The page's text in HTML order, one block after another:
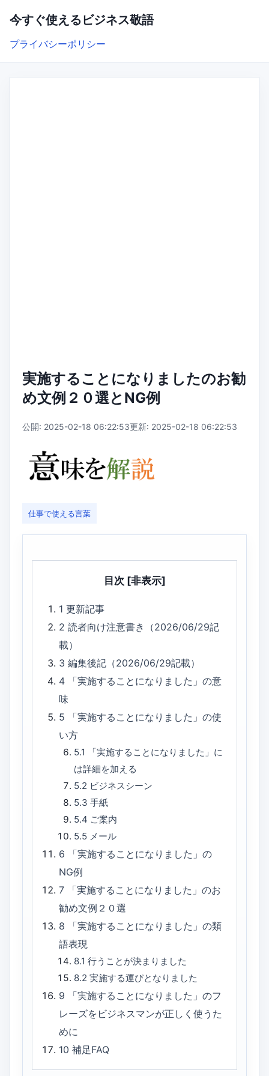
今すぐ使えるビジネス敬語
プライバシーポリシー
実施することになりましたのお勧
め文例２０選とNG例
公開: 2025-02-18 06:22:53更新: 2025-02-18 06:22:53
仕事で使える言葉
目次 [非表示]
1更新記事
2読者向け注意書き（2026/06/29記
載）
3編集後記（2026/06/29記載）
4
「実施することになりました」の意
味
5
「実施することになりました」の使
い方
5.1
「実施することになりました」に
は詳細を加える
5.2 ビジネスシーン
5.3 手紙
5.4 ご案内
5.5 メール
6
「実施することになりました」の
NG例
7
「実施することになりました」のお
勧め文例２０選
8
「実施することになりました」の類
語表現
8.1 行うことが決まりました
8.2 実施する運びとなりました
9
「実施することになりました」のフ
レーズをビジネスマンが正しく使うた
めに
10補足FAQ